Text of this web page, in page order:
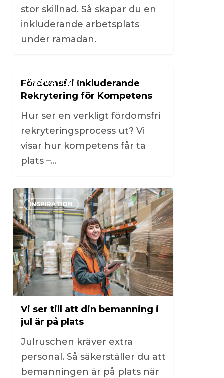
stor skillnad. Så skapar du en
inkluderande arbetsplats
under ramadan.
INSPIRATION
Fördomsfri Inkluderande
Rekrytering för Kompetens
Hur ser en verkligt fördomsfri
rekryteringsprocess ut? Vi
visar hur kompetens får ta
plats –…
INSPIRATION
Vi ser till att din bemanning i
jul är på plats
Julruschen kräver extra
personal. Så säkerställer du att
bemanningen är på plats när
0